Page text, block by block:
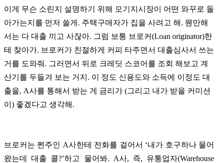
이게 무슨 소린지 설명하기 위해 모기지시장이 어떤 와꾸로 돌
아가는지를 먼저 쓸게. 주택구매자가 집을 사려고 해. 웬만해
서는 다 대출 끼고 사잖아. 그럼 보통 브로커(Loan originator)한
테 찾아가. 브로커가 친절하게 커피 타주면서 대출심사서 쓰는
거를 도와줘. 그러면서 뒤로 크레딧 스코어를 조회 해보고 계
산기를 두들겨 보는 거지. 이 정도 신용도와 소득에 이정도 대
출을, A사를 통해서 받는 게 금리가 (그리고 내가 받을 커미션
이) 좋겠다고 생각해.
브로커는 쩐주인 A사한테 전화를 걸어서 ‘내가 호구하나 물어
왔는데 대출 콜?’하고 물어봐. A사, 즉, 유통업자(Warehouse